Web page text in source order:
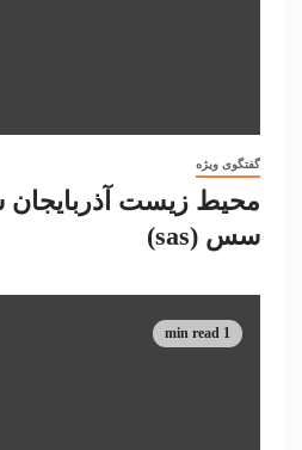
گفتگوی ویژه
محیط زیست آذربایجان
سس (sas)
1 min read